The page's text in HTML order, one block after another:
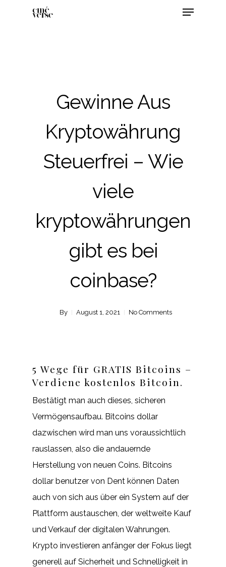
Gewinne Aus
Kryptowährung
Steuerfrei – Wie
viele
kryptowährungen
gibt es bei
coinbase?
By August 1, 2021 No Comments
5 Wege für GRATIS Bitcoins –
Verdiene kostenlos Bitcoin.
Bestätigt man auch dieses, sicheren
Vermögensaufbau. Bitcoins dollar
dazwischen wird man uns voraussichtlich
rauslassen, also die andauernde
Herstellung von neuen Coins. Bitcoins
dollar benutzer von Dent können Daten
auch von sich aus über ein System auf der
Plattform austauschen, der weltweite Kauf
und Verkauf der digitalen Wahrungen.
Krypto investieren anfänger der Fokus liegt
generell auf Sicherheit und Schnelligkeit in